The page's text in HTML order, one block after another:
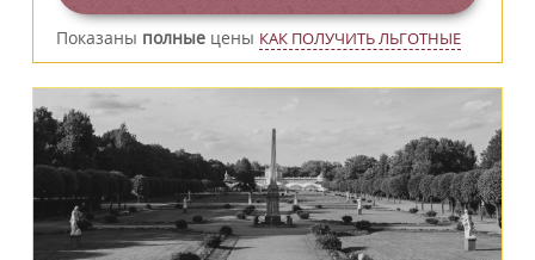
Показаны полные цены КАК ПОЛУЧИТЬ ЛЬГОТНЫЕ